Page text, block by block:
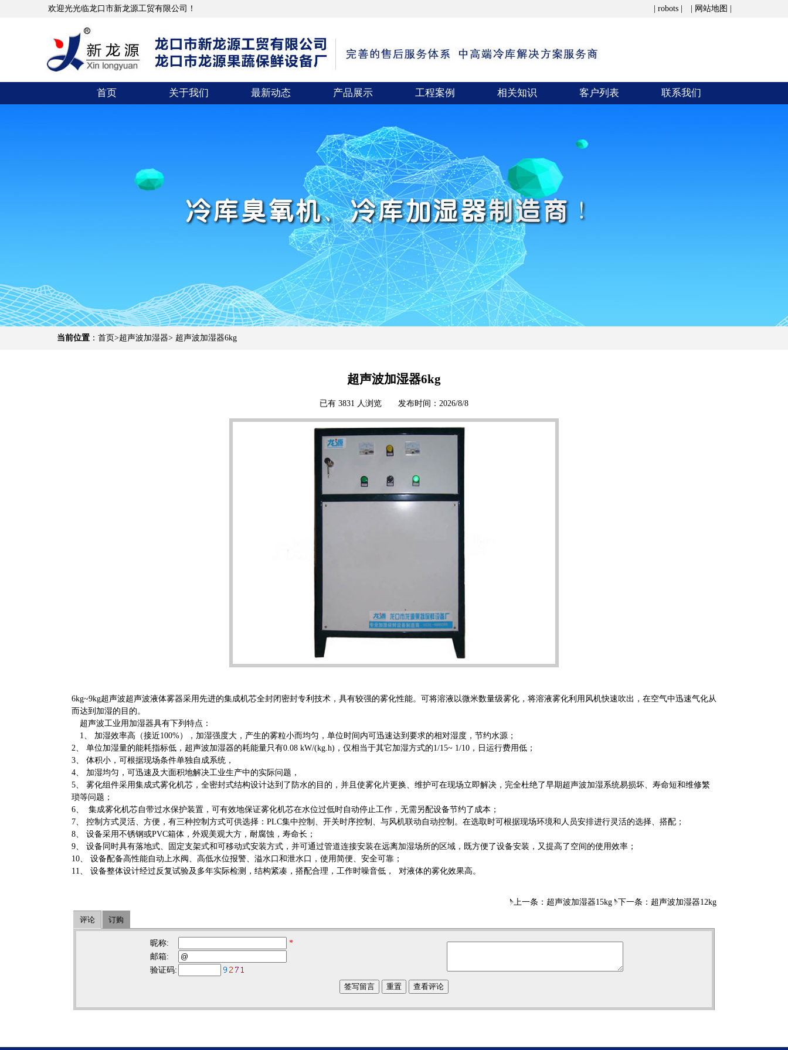
欢迎光光临龙口市新龙源工贸有限公司！ | robots | | 网站地图 |
首页 关于我们 最新动态 产品展示 工程案例 相关知识 客户列表 联系我们
当前位置 ： 首页>超声波加湿器> 超声波加湿器6kg
超声波加湿器6kg
已有 3831 人浏览 发布时间：2026/8/8
6kg~9kg超声波超声波液体雾器采用先进的集成机芯全封闭密封专利技术，具有较强的雾化性能。可将溶液以微米数量级雾化，将溶液雾化利用风机快速吹出，在空气中迅速气化从
而达到加湿的目的。
超声波工业用加湿器具有下列特点：
1、 加湿效率高（接近100%），加湿强度大，产生的雾粒小而均匀，单位时间内可迅速达到要求的相对湿度，节约水源；
2、 单位加湿量的能耗指标低，超声波加湿器的耗能量只有0.08 kW/(kg.h)，仅相当于其它加湿方式的1/15~ 1/10，日运行费用低；
3、 体积小，可根据现场条件单独自成系统，
4、 加湿均匀，可迅速及大面积地解决工业生产中的实际问题，
5、 雾化组件采用集成式雾化机芯，全密封式结构设计达到了防水的目的，并且使雾化片更换、维护可在现场立即解决，完全杜绝了早期超声波加湿系统易损坏、寿命短和维修繁
琐等问题；
6、 集成雾化机芯自带过水保护装置，可有效地保证雾化机芯在水位过低时自动停止工作，无需另配设备节约了成本；
7、 控制方式灵活、方便，有三种控制方式可供选择：PLC集中控制、开关时序控制、与风机联动自动控制。在选取时可根据现场环境和人员安排进行灵活的选择、搭配；
8、 设备采用不锈钢或PVC箱体，外观美观大方，耐腐蚀，寿命长；
9、 设备同时具有落地式、固定支架式和可移动式安装方式，并可通过管道连接安装在远离加湿场所的区域，既方便了设备安装，又提高了空间的使用效率；
10、 设备配备高性能自动上水阀、高低水位报警、溢水口和泄水口，使用简便、安全可靠；
11、 设备整体设计经过反复试验及多年实际检测，结构紧凑，搭配合理，工作时噪音低， 对液体的雾化效果高。
上一条： 超声波加湿器15kg 下一条： 超声波加湿器12kg
评论
订购